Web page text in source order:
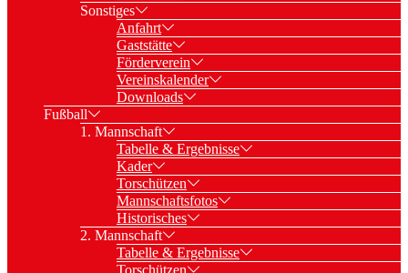
Sonstiges
Anfahrt
Gaststätte
Förderverein
Vereinskalender
Downloads
Fußball
1. Mannschaft
Tabelle & Ergebnisse
Kader
Torschützen
Mannschaftsfotos
Historisches
2. Mannschaft
Tabelle & Ergebnisse